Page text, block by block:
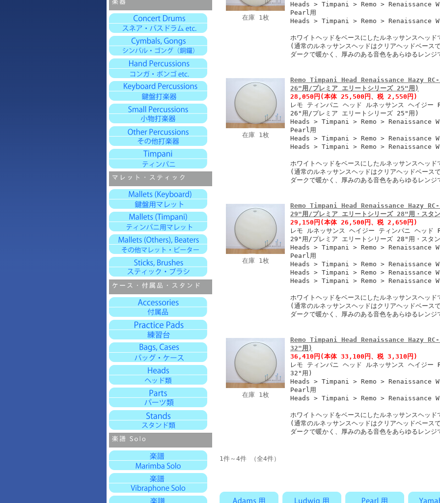
在庫 1枚
Heads > Timpani > Remo > Renaissance
Pearl用
Heads > Timpani > Remo > Renaissance
ホワイトヘッドをベースにしたルネッサンスヘッド
(通常のルネッサンスヘッドはクリアヘッドベース
ダークで暖かく、厚みのある音色をあらゆるレンジ
在庫 1枚
Remo Timpani Head Renaissance Hazy RC-
26"用/プレミア エリートシリーズ 25"用)
28,050円 (本体 25,500円、税 2,550円)
レモ ティンパニ ヘッド ルネッサンス ヘイジー
26"用/プレミア エリートシリーズ 25"用)
Heads > Timpani > Remo > Renaissance
Pearl用
Heads > Timpani > Remo >
Heads > Timpani > Remo > Renaissance
ホワイトヘッドをベースにしたルネッサンスヘッド
(通常のルネッサンスヘッドはクリアヘッドベース
ダークで暖かく、厚みのある音色をあらゆるレンジ
在庫 1枚
Remo Timpani Head Renaissance Hazy RC-
29"用/プレミア エリートシリーズ 28"用・スタ
29,150円 (本体 26,500円、税 2,650円)
レモ ルネッサンス ヘイジー ティンパニ ヘッド
29"用/プレミア エリートシリーズ 28"用・スタ
Heads > Timpani > Remo > Renaissance
Pearl用
Heads > Timpani > Remo >
Heads > Timpani > Remo > Renaissance
Heads > Timpani > Remo > Renaissance
ホワイトヘッドをベースにしたルネッサンスヘッド
(通常のルネッサンスヘッドはクリアヘッドベース
ダークで暖かく、厚みのある音色をあらゆるレンジ
在庫 1枚
Remo Timpani Head Renaissance Hazy RC-
32"用)
36,410円 (本体 33,100円、税 3,310円)
レモ ティンパニ ヘッド ルネッサンス ヘイジー
32"用)
Heads > Timpani > Remo > Renaissance
Pearl用
Heads > Timpani > Remo > Renaissance
ホワイトヘッドをベースにしたルネッサンスヘッド
(通常のルネッサンスヘッドはクリアヘッドベース
ダークで暖かく、厚みのある音色をあらゆるレンジ
1件～4件 （全4件）